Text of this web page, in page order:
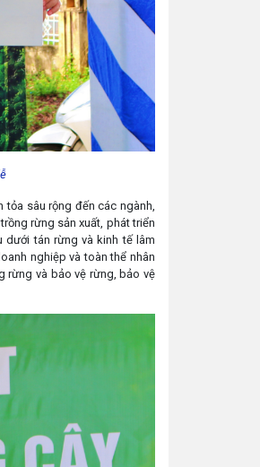
sâu rộng đến các ngành,
rừng sản xuất, phát triển
dưới tán rừng và kinh tế lâm
nghiệp và toàn thể nhân
rừng và bảo vệ rừng, bảo vệ